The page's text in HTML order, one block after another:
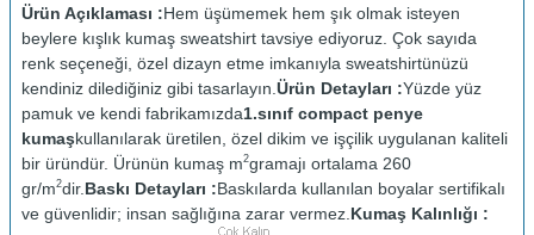
Ürün Açıklaması :Hem üşümemek hem şık olmak isteyen
beylere kışlık kumaş sweatshirt tavsiye ediyoruz. Çok sayıda
renk seçeneği, özel dizayn etme imkanıyla sweatshirtünüzü
kendiniz dilediğiniz gibi tasarlayın. Ürün Detayları :Yüzde yüz
pamuk ve kendi fabrikamızda1.sınıf compact penye
kumaşkullanılarak üretilen, özel dikim ve işçilik uygulanan kaliteli
bir üründür. Ürünün kumaş m2gramajı ortalama 260
gr/m2dir. Baskı Detayları :Baskılarda kullanılan boyalar sertifikalı
ve güvenlidir; insan sağlığına zarar vermez. Kumaş Kalınlığı :